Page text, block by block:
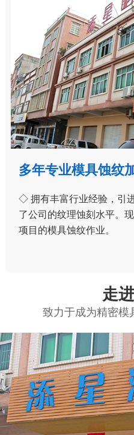
多年专业模具蚀纹
◇ 拥有丰富行业经验，引
了公司的纹理蚀刻水平。
项目的模具蚀纹作业。
走进
致力于成为精密模